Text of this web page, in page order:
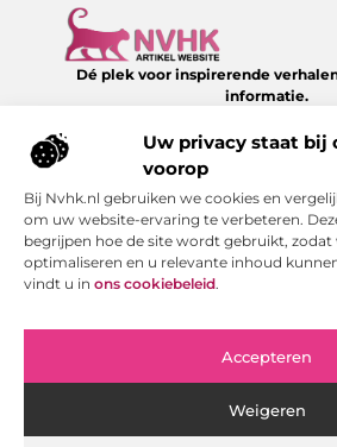
Uw privacy staat bij
voorop
Bij Nvhk.nl gebruiken we cookies en
om uw website-ervaring te verbeteren.
begrijpen hoe de site wordt gebruikt, zodat
optimaliseren en u relevante inhoud
vindt u in ons cookiebeleid.
Accepteren
Weigeren
Dé plek voor inspirerende
informatie.
dagelijks leven – van slimme tips tot
allemaal te vinden op
Onze informatie
Bericht categorie